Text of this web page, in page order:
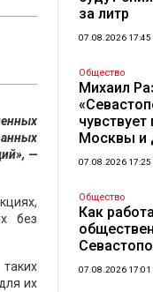
—
без
их
за литр
07.08.2026 17:45
Общество
Михаил
Москвы и
07.08.2026 17:25
Общество
Как
07.08.2026 17:01